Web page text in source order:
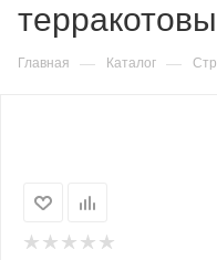
Главная — Каталог —